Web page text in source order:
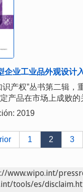
企业工业品外观设计
识产权”丛书第二辑，
产品在市场上成败的
2019
1 2 3
www.wipo.int/
tools/es/